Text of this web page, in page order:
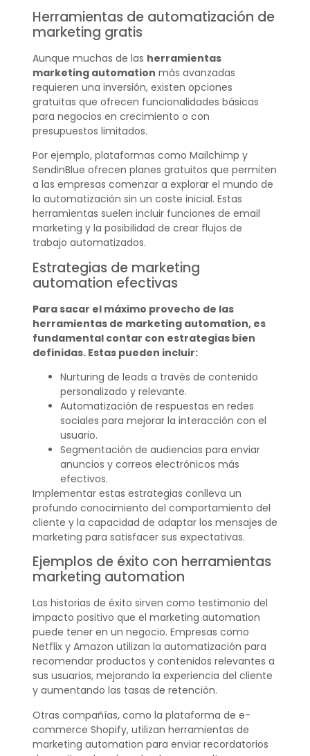
Herramientas de automatización de
marketing gratis
Aunque muchas de las herramientas
marketing automation más avanzadas
requieren una inversión, existen opciones
gratuitas que ofrecen funcionalidades básicas
para negocios en crecimiento o con
presupuestos limitados.
Por ejemplo, plataformas como Mailchimp y
SendinBlue ofrecen planes gratuitos que permiten
a las empresas comenzar a explorar el mundo de
la automatización sin un coste inicial. Estas
herramientas suelen incluir funciones de email
marketing y la posibilidad de crear flujos de
trabajo automatizados.
Estrategias de marketing
automation efectivas
Para sacar el máximo provecho de las
herramientas de marketing automation, es
fundamental contar con estrategias bien
definidas. Estas pueden incluir:
Nurturing de leads a través de contenido
personalizado y relevante.
Automatización de respuestas en redes
sociales para mejorar la interacción con el
usuario.
Segmentación de audiencias para enviar
anuncios y correos electrónicos más
efectivos.
Implementar estas estrategias conlleva un
profundo conocimiento del comportamiento del
cliente y la capacidad de adaptar los mensajes de
marketing para satisfacer sus expectativas.
Ejemplos de éxito con herramientas
marketing automation
Las historias de éxito sirven como testimonio del
impacto positivo que el marketing automation
puede tener en un negocio. Empresas como
Netflix y Amazon utilizan la automatización para
recomendar productos y contenidos relevantes a
sus usuarios, mejorando la experiencia del cliente
y aumentando las tasas de retención.
Otras compañías, como la plataforma de e-
commerce Shopify, utilizan herramientas de
marketing automation para enviar recordatorios